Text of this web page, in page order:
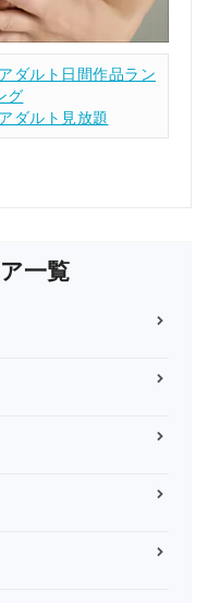
アダルト日間作品ラン
グ
アダルト見放題
一覧